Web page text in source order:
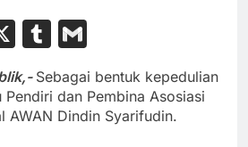
X Tumblr
Sebagai bentuk kepedulian
Pendiri dan Pembina Asosiasi
AWAN Dindin Syarifudin.